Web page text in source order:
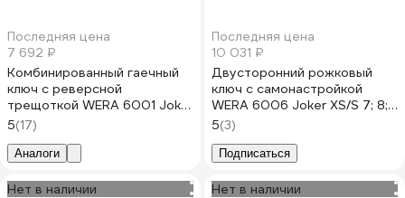
Последняя цена
7 692 ₽
Комбинированный гаечный
ключ с реверсной
трещоткой WERA 6001 Joker
Switch, 13х179 мм WE-
020068
5(17)
Аналоги
Последняя цена
10 031 ₽
Двусторонний рожковый
ключ с самонастройкой
WERA 6006 Joker XS/S 7; 8;
9; 10 мм x 1/4; 5/16; 3/8 x 10; 11;
12; 13 мм x 7/16; 1/2 x 161 мм
WE-020330
5(3)
Подписаться
Нет в наличии Нет в наличии